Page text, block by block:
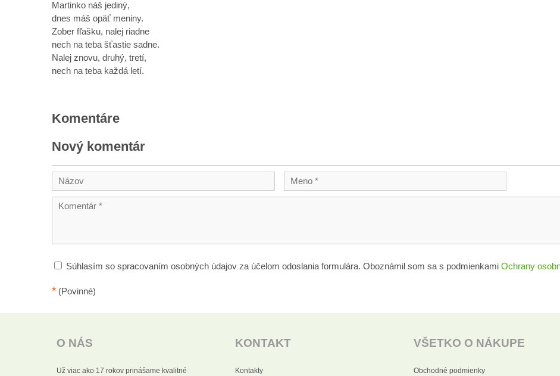
Martinko náš jediný,
dnes máš opäť meniny.
Zober fľašku, nalej riadne
nech na teba šťastie sadne.
Nalej znovu, druhý, tretí,
nech na teba každá letí.
Komentáre
Nový komentár
Súhlasím so spracovaním osobných údajov za účelom odoslania formulára. Oboznámil som sa s podmienkami Ochrany
* (Povinné)
O NÁS
Už viac ako 17 rokov prinášame kvalitné
KONTAKT
Kontakty
VŠETKO O NÁKUPE
Obchodné podmienky